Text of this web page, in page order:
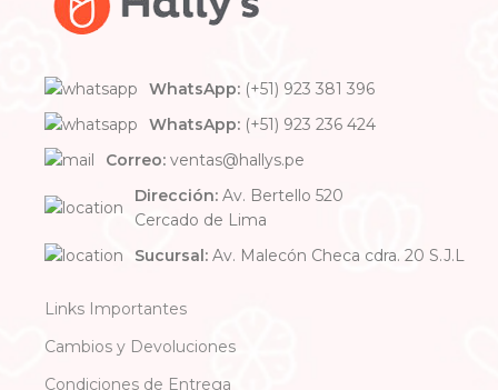
WhatsApp: (+51) 923 381 396
WhatsApp: (+51) 923 236 424
Correo: ventas@hallys.pe
Dirección: Av. Bertello 520
Cercado de Lima
Sucursal: Av. Malecón Checa cdra. 20 S.J.L
Links Importantes
Cambios y Devoluciones
Condiciones de Entrega